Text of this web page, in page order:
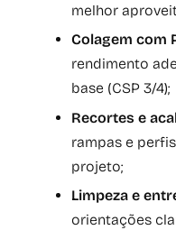
melhor
Colagem com
rendimento
base (CSP 3/4);
Recortes e
rampas e
projeto;
Limpeza e
orientações